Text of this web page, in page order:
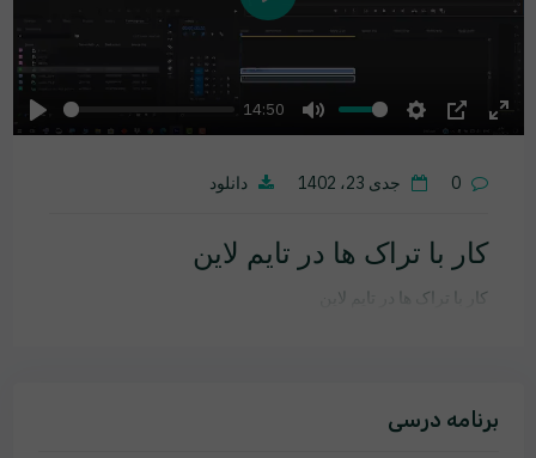
Play
14:50
Mute Settings
PIP
Play
0 جدی 23، 1402 دانلود
کار با تراک ها در تایم لاین
کار با تراک ها در تایم لاین
برنامه درسی